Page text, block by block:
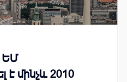
ԵՄ
է մինչև 2010